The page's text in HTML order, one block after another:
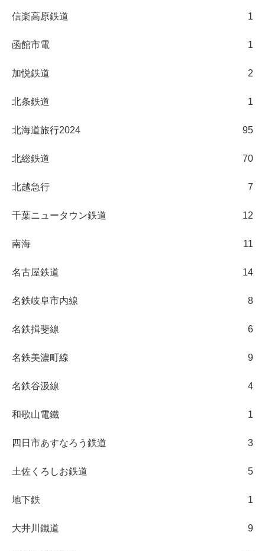
信楽高原鉄道 1
函館市電 1
加悦鉄道 2
北条鉄道 1
北海道旅行2024 95
北総鉄道 70
北越急行 7
千葉ニュータウン鉄道 12
南海 11
名古屋鉄道 14
名鉄岐阜市内線 8
名鉄揖斐線 6
名鉄美濃町線 9
名鉄谷汲線 4
和歌山電鐵 1
四日市あすなろう鉄道 3
土佐くろしお鉄道 5
地下鉄 1
大井川鐵道 9